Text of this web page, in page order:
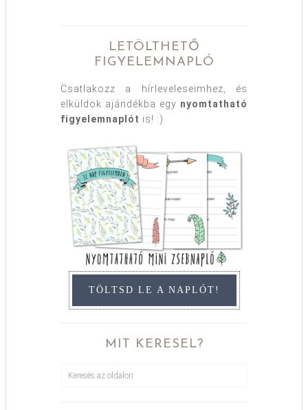
LETÖLTHETŐ
FIGYELEMNAPLÓ
Csatlakozz a hírleveleseimhez, és
elküldök ajándékba egy nyomtatható
figyelemnaplót is! :)
TÖLTSD LE A NAPLÓT!
MIT KERESEL?